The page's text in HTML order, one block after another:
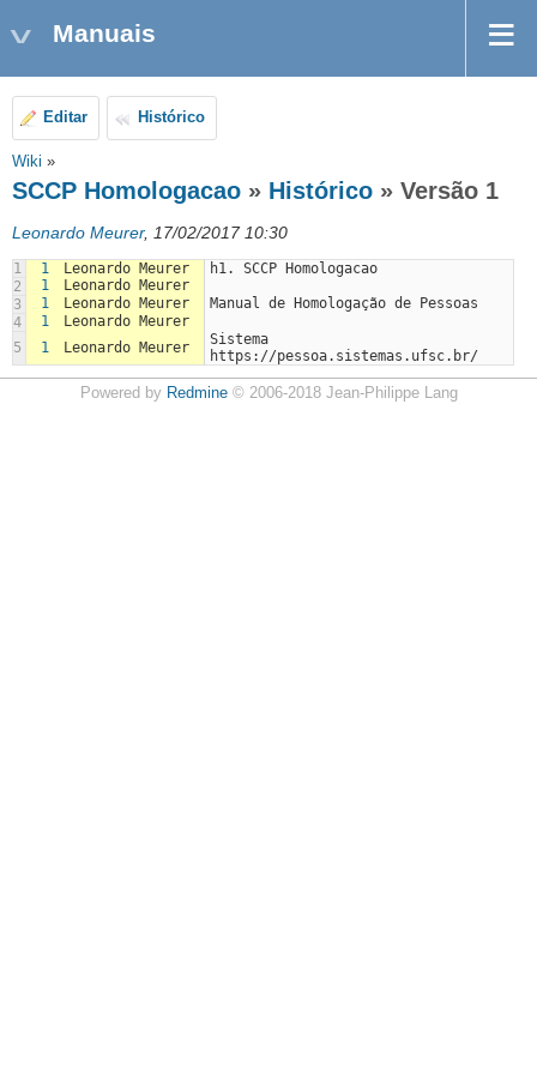
Manuais
Editar Histórico
Wiki »
SCCP Homologacao » Histórico » Versão 1
Leonardo Meurer, 17/02/2017 10:30
1 1 Leonardo Meurer
h1. SCCP Homologacao
2
1
Leonardo Meurer
3
1 Leonardo Meurer
Manual de Homologação de Pessoas
4
1
Leonardo Meurer
5
1 Leonardo Meurer
Sistema
https://pessoa.sistemas.ufsc.br/
Powered by Redmine© 2006-2018 Jean-Philippe Lang